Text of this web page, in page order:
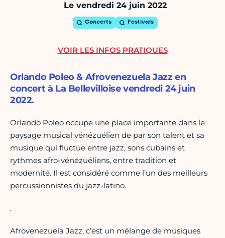
Le vendredi 24 juin 2022
Concerts Festivals
Orlando Poleo & Afrovenezuela Jazz en
concert à La Bellevilloise vendredi 24 juin
2022.
Orlando Poleo occupe une place importante dans le
paysage musical vénézuélien de par son talent et sa
musique qui fluctue entre jazz, sons cubains et
rythmes afro-vénézuéliens, entre tradition et
modernité. Il est considéré comme l’un des meilleurs
percussionnistes du jazz-latino.
.
Afrovenezuela Jazz, c’est un mélange de musiques
VOIR LES INFOS PRATIQUES